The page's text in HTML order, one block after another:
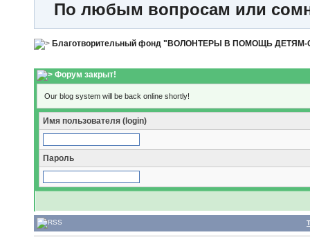
По любым вопросам или
Благотворительный фонд "ВОЛОНТЕРЫ В ПОМОЩЬ
Форум закрыт!
Our blog system will be back online shortly!
Имя пользователя (login)
Пароль